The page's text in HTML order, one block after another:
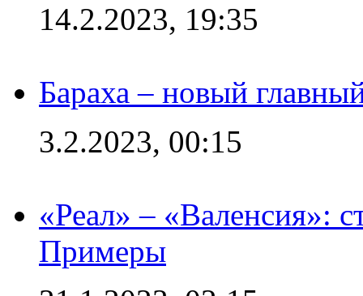
14.2.2023, 19:35
Бараха – новый
3.2.2023, 00:15
«Реал» – «Валенсия»:
Примеры